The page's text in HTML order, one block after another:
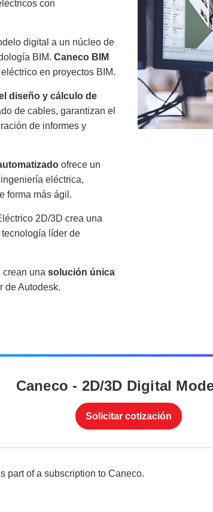
con
digital a un núcleo de
BIM. Caneco BIM
en proyectos BIM.
diseño y cálculo de
de cables, garantizan el
de informes y
ofrece un
eléctrica,
forma más ágil.
2D/3D crea una
líder de
crean una solución única
de Autodesk.
Caneco - 2D/3D Digital
Solicitar cotización
part of a subscription to Caneco.